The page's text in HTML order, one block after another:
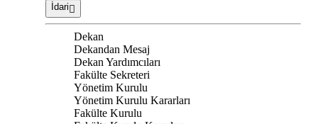
İdari
Dekan
Dekandan Mesaj
Dekan Yardımcıları
Fakülte Sekreteri
Yönetim Kurulu
Yönetim Kurulu Kararları
Fakülte Kurulu